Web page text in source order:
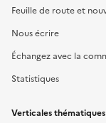
Feuille de route et
Nous écrire
Échangez avec la
Statistiques
Verticales thématiques